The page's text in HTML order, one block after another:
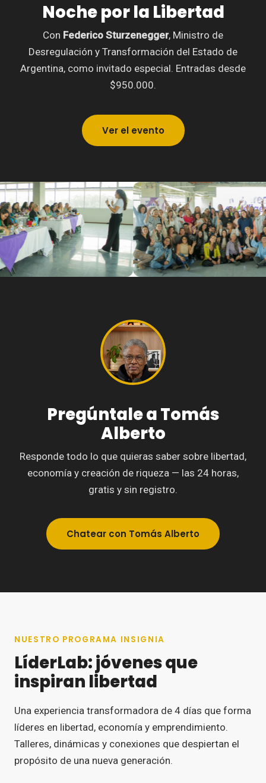
Noche por la Libertad
Con Federico Sturzenegger, Ministro de
Desregulación y Transformación del Estado de
Argentina, como invitado especial. Entradas desde
$950.000.
Ver el evento
Pregúntale a Tomás
Alberto
Responde todo lo que quieras saber sobre libertad,
economía y creación de riqueza — las 24 horas,
gratis y sin registro.
Chatear con Tomás Alberto
NUESTRO PROGRAMA INSIGNIA
LíderLab: jóvenes que
inspiran libertad
Una experiencia transformadora de 4 días que forma
líderes en libertad, economía y emprendimiento.
Talleres, dinámicas y conexiones que despiertan el
propósito de una nueva generación.